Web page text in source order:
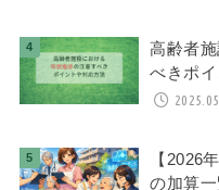
高齢者
べきポ
【2026
の加算